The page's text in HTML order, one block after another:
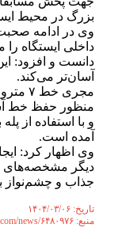
بزرگ در محیط
وی در ادامه
داخلی ایستگاه
دانست و افزود:
آسان‌تر می‌کند.
مجری
منظور حفظ خط
و با استفاده از
آمده است.
وی اظهار کرد:
دیگر مشخصه‌های
جذاب و چشم‌نواز
تاریخ: ۱۴۰۴/۰۳/۰۶
منبع: https://www.mehrnews.com/news/۶۴۸۰۹۷۶